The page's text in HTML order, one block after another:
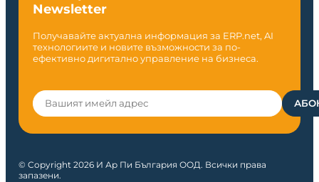
Newsletter
Получавайте актуална информация за ERP.net, AI
технологиите и новите възможности за по-
ефективно дигитално управление на бизнеса.
© Copyright 2026 И Ар Пи България ООД. Всички права
запазени.